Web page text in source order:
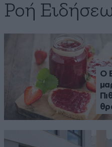
Ροή
Ο